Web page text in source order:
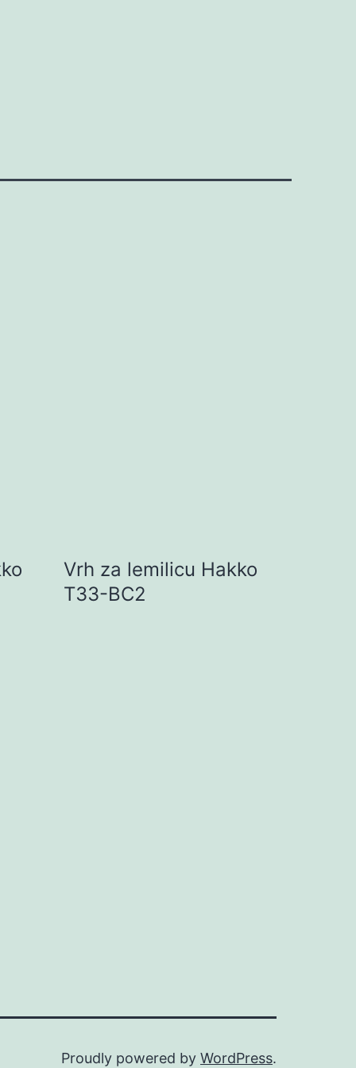
Vrh za lemilicu Hakko
T33-BC2
Proudly powered by WordPress.